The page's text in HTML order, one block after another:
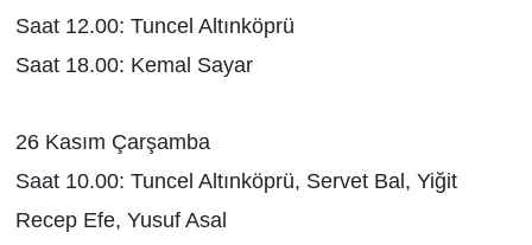
Saat 12.00: Tuncel Altınköprü
Saat 18.00: Kemal Sayar
26 Kasım Çarşamba
Saat 10.00: Tuncel Altınköprü, Servet Bal, Yiğit
Recep Efe, Yusuf Asal